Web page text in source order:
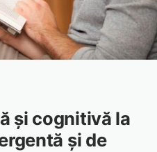
și cognitivă la
și de